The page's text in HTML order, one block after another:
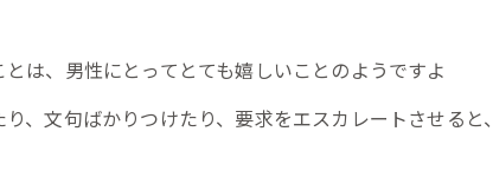
は、男性にとってとても嬉しいことのようですよ
、文句ばかりつけたり、要求をエスカレートさせる